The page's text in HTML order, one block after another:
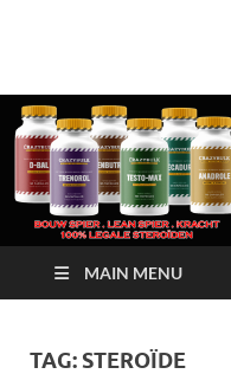
Crazy
Koop
Legale
België
MAIN MENU
TAG: STEROÏDE